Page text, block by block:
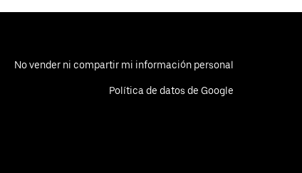
No vender ni compartir mi información personal
Política de datos de Google